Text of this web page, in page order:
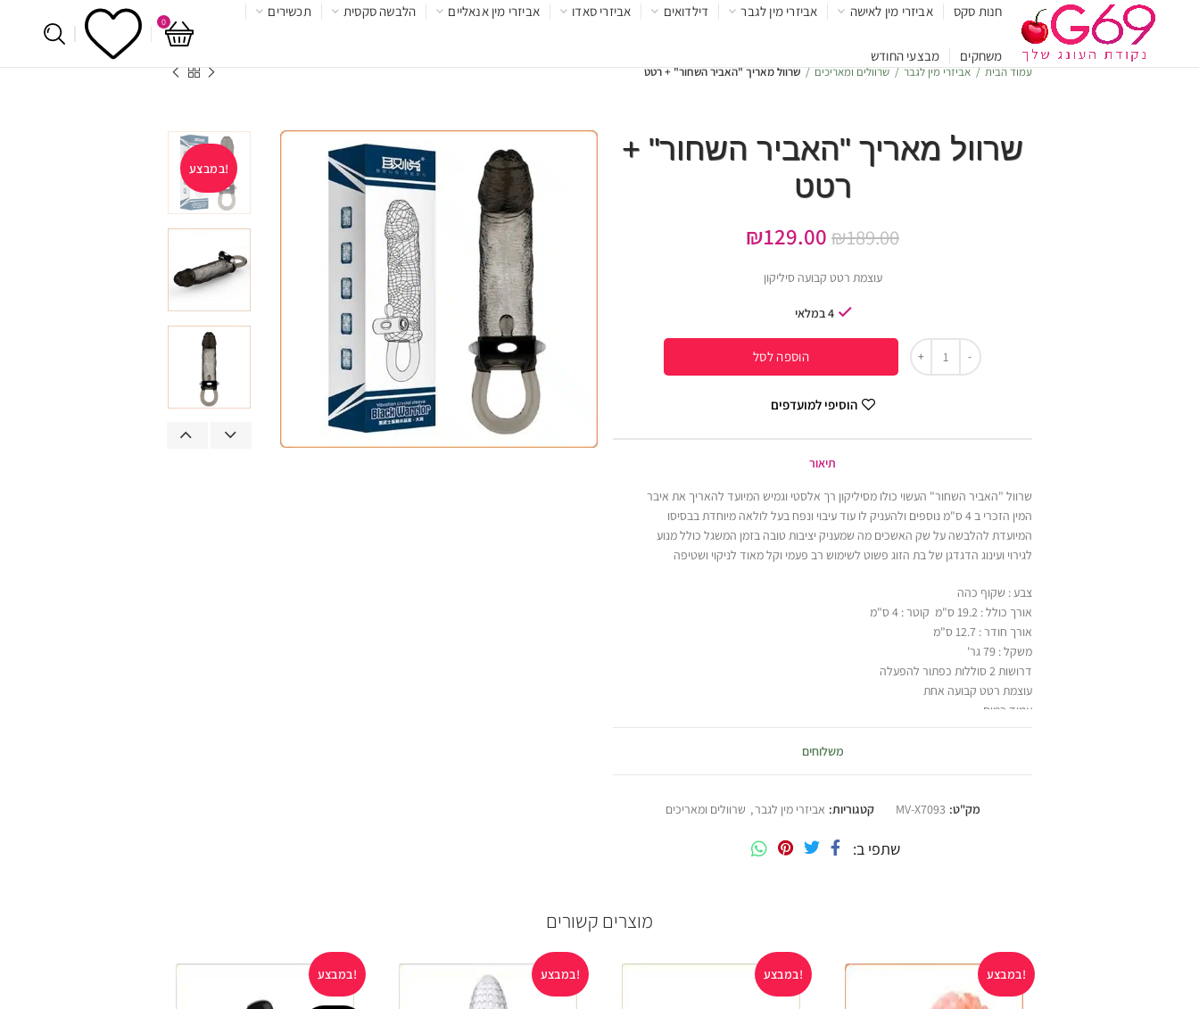
חנות סקס אביזרי מין לאישה אביזרי מין לגבר דילדואים אביזרי סאדו אביזרי מין אנאליים הלבשה סקסית תכשירים
משחקים מבצעי החודש
0
עמוד הבית אביזרי מין לגבר שרוולים ומאריכים שרוול מאריך "האביר השחור" + רטט
במבצע!
שרוול מאריך "האביר השחור" +
רטט
₪189.00
₪129.00
עוצמת רטט קבועה סיליקון
4 במלאי
הוספה לסל
הוסיפי למועדפים
תיאור
שרוול "האביר השחור" העשוי כולו מסיליקון רך אלסטי וגמיש המיועד להאריך את איבר
המין הזכרי ב 4 ס"מ נוספים ולהעניק לו עוד עיבוי ונפח בעל לולאה מיוחדת בבסיסו
המיועדת להלבשה על שק האשכים מה שמעניק יציבות טובה בזמן המשגל כולל מנוע
לגירוי ועינוג הדגדגן של בת הזוג פשוט לשימוש רב פעמי וקל מאוד לניקוי ושטיפה
צבע : שקוף כהה
אורך כולל : 19.2 ס"מ קוטר : 4 ס"מ
אורך חודר : 12.7 ס"מ
משקל : 79 גר'
דרושות 2 סוללות כפתור להפעלה
עוצמת רטט קבועה אחת
עמיד במים
משלוחים
מק"ט: MV-X7093 קטגוריות: אביזרי מין לגבר, שרוולים ומאריכים
שתפי ב
מוצרים קשורים
במבצע! במבצע! במבצע! במבצע!